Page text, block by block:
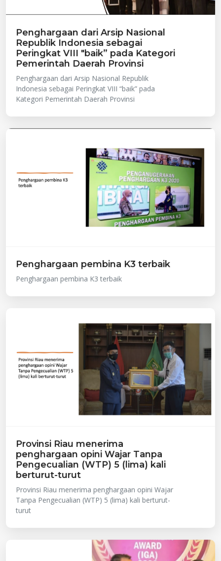
Penghargaan dari Arsip Nasional
Republik Indonesia sebagai
Peringkat VIII "baik” pada Kategori
Pemerintah Daerah Provinsi
Penghargaan dari Arsip Nasional Republik
Indonesia sebagai Peringkat VIII “baik” pada
Kategori Pemerintah Daerah Provinsi
Penghargaan pembina K3 terbaik
Penghargaan pembina K3 terbaik
Provinsi Riau menerima
penghargaan opini Wajar Tanpa
Pengecualian (WTP) 5 (lima) kali
berturut-turut
Provinsi Riau menerima penghargaan opini Wajar
Tanpa Pengecualian (WTP) 5 (lima) kali berturut-
turut